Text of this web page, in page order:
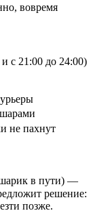
вовремя
с 21:00 до 24:00)
не пахнут
шарик в пути) —
решение:
позже.